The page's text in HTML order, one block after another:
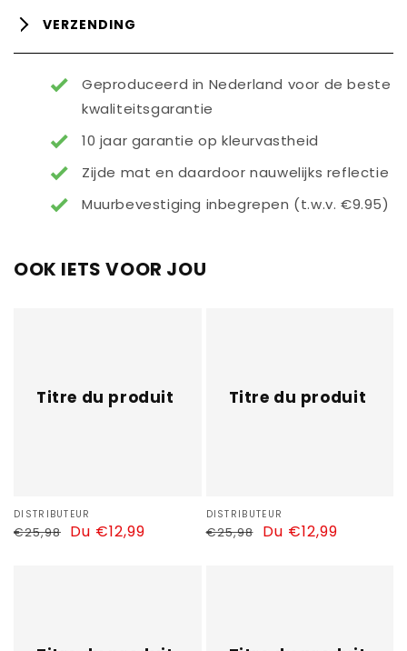
VERZENDING
Geproduceerd in Nederland voor de beste
kwaliteitsgarantie
10 jaar garantie op kleurvastheid
Zijde mat en daardoor nauwelijks reflectie
Muurbevestiging inbegrepen (t.w.v. €9.95)
OOK IETS VOOR JOU
Titre du produit
Distributeur :
DISTRIBUTEUR
Prix
€25,98 Prix
Du €12,99
Titre du produit
Distributeur :
DISTRIBUTEUR
Prix
€25,98
Prix
Du €12,99